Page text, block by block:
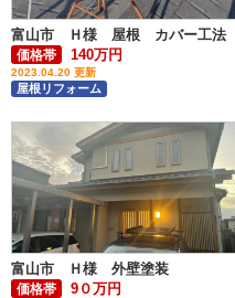
富山市 Ｈ様 屋根 カバー工法
価格帯 140万円
2023.04.20 更新
屋根リフォーム
富山市 Ｈ様 外壁塗装
価格帯 9０万円